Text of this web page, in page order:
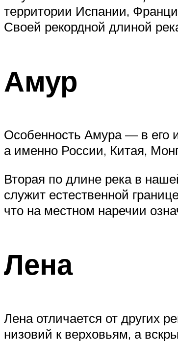
территории Испании,
Своей рекордной длиной
Амур
Особенность Амура — в его
а именно России, Китая,
Вторая по длине река в
служит естественной
что на местном наречии
Лена
Лена отличается от других
низовий к верховьям, а